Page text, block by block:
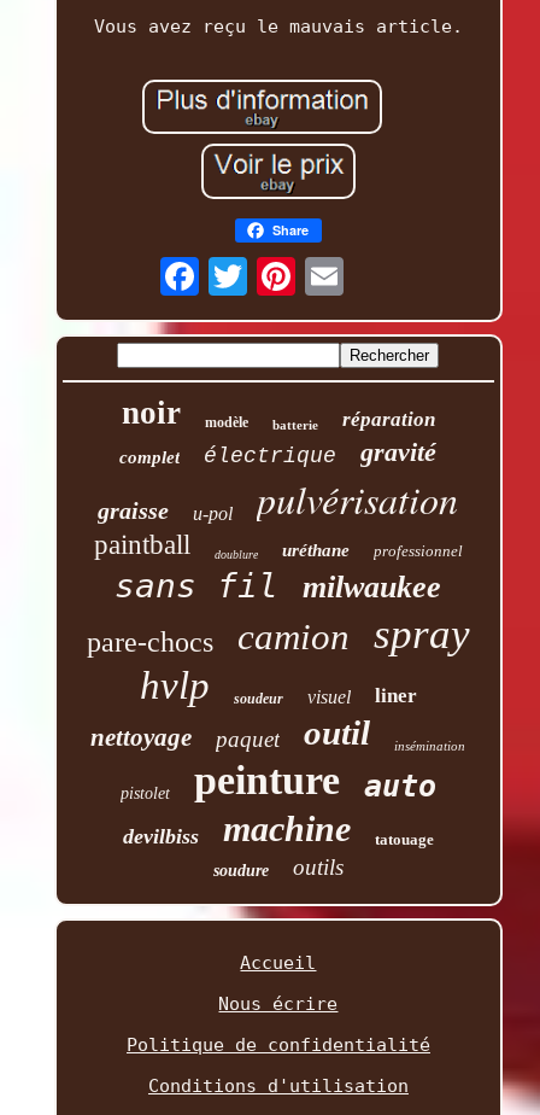
Vous avez reçu le mauvais article.
Share
noir modèle batterie réparation
complet électrique gravité
graisse u-pol pulvérisation
paintball doublure uréthane professionnel
sans fil milwaukee
pare-chocs camion spray
hvlp soudeur visuel liner
nettoyage paquet outil insémination
pistolet peinture auto
devilbiss machine
tatouage
soudure
outils
Accueil
Nous écrire
Politique de confidentialité
Conditions d'utilisation